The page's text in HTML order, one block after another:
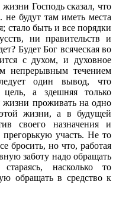
Господь сказал, что
будут там иметь места
быть и все порядки
ни правительств и
Будет Бог всяческая во
с духом, и духовное
непрерывным течением
один вывод, что
а здешняя только
жизни проживать на одно
жизни, а в будущей
своего назначения и
участь. Не то
бросить, но что, работая
заботу надо обращать
насколько то
обращать в средство к